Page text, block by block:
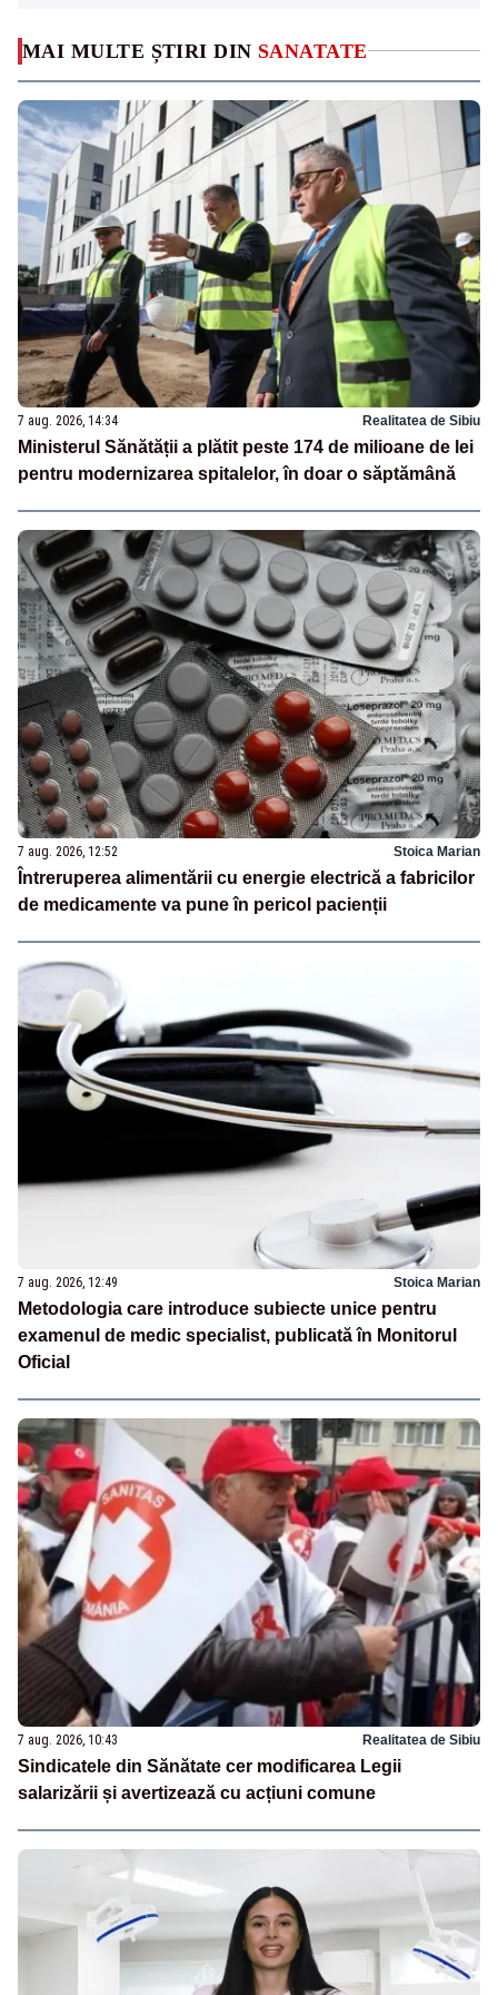
MAI MULTE ȘTIRI DIN SANATATE
7 aug. 2026, 14:34 Realitatea de Sibiu
Ministerul Sănătății a plătit peste 174 de milioane de lei
pentru modernizarea spitalelor, în doar o săptămână
7 aug. 2026, 12:52 Stoica Marian
Întreruperea alimentării cu energie electrică a fabricilor
de medicamente va pune în pericol pacienții
7 aug. 2026, 12:49 Stoica Marian
Metodologia care introduce subiecte unice pentru
examenul de medic specialist, publicată în Monitorul
Oficial
7 aug. 2026, 10:43 Realitatea de Sibiu
Sindicatele din Sănătate cer modificarea Legii
salarizării și avertizează cu acțiuni comune